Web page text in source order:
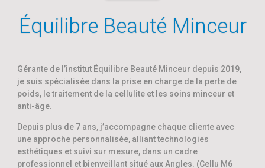
Équilibre Beauté Minceur
Gérante de l’institut Équilibre Beauté Minceur depuis 2019,
je suis spécialisée dans la prise en charge de la perte de
poids, le traitement de la cellulite et les soins minceur et
anti-âge.
Depuis plus de 7 ans, j’accompagne chaque cliente avec
une approche personnalisée, alliant technologies
esthétiques et suivi sur mesure, dans un cadre
professionnel et bienveillant situé aux Angles. (Cellu M6